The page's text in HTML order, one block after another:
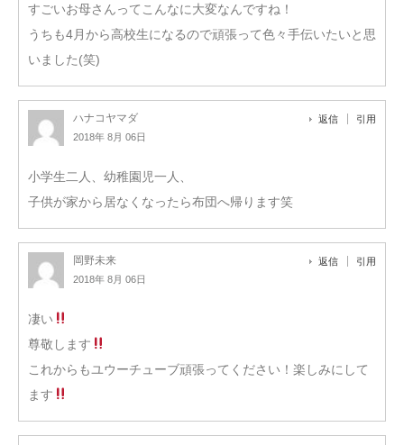
すごいお母さんってこんなに大変なんですね！
うちも4月から高校生になるので頑張って色々手伝いたいと思
いました(笑)
ハナコヤマダ
2018年 8月 06日
返信 引用
小学生二人、幼稚園児一人、
子供が家から居なくなったら布団へ帰ります笑
岡野未来
2018年 8月 06日
返信 引用
凄い
尊敬します
これからもユウーチューブ頑張ってください！楽しみにして
ます